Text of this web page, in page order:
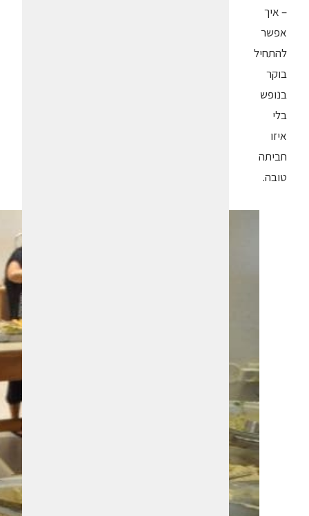
– איך
אפשר
להתחיל
בוקר
בנופש
בלי
איזו
חביתה
טובה.